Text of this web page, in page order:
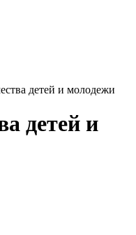
детей и молодежи
детей и